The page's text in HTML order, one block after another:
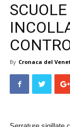
By Cronaca del